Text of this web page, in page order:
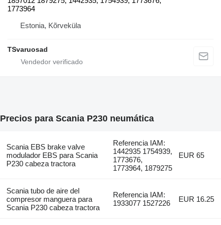
1773964
Estonia, Kõrveküla
TSvaruosad
Precios para Scania P230 neumática
Scania EBS brake valve
modulador EBS para Scania
P230 cabeza tractora
Referencia IAM:
1442935 1754939,
1773676,
1773964, 1879275
EUR 65
Scania tubo de aire del
compresor manguera para
Scania P230 cabeza tractora
Referencia IAM:
1933077 1527226
EUR 16.25